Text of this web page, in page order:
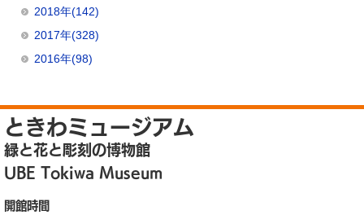
2018年(142)
2017年(328)
2016年(98)
ときわミュージアム
緑と花と彫刻の博物館
UBE Tokiwa Museum
開館時間